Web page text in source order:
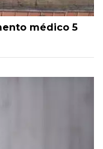
médico 5